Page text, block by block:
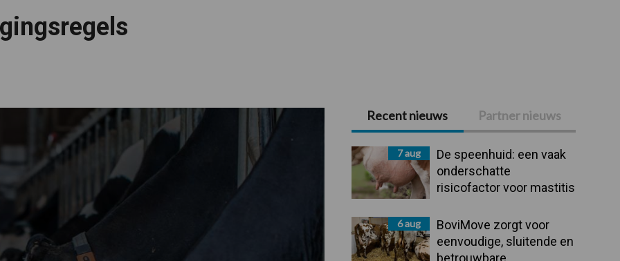
Primaire
Sidebar
Recent nieuws Partner nieuws
7 aug
De speenhuid: een vaak
onderschatte
risicofactor voor mastitis
6 aug
BoviMove zorgt voor
eenvoudige, sluitende en